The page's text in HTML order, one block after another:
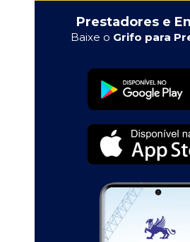
Prestadores e
Baixe o Grifo para